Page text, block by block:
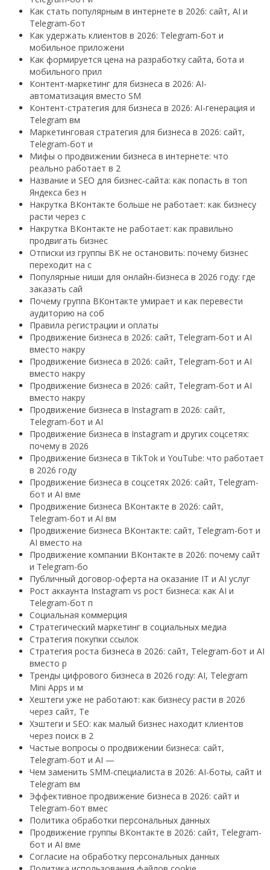
Как стать популярным в интернете в 2026: сайт, AI и
Telegram-бот
Как удержать клиентов в 2026: Telegram-бот и
мобильное приложени
Как формируется цена на разработку сайта, бота и
мобильного прил
Контент-маркетинг для бизнеса в 2026: AI-
автоматизация вместо SM
Контент-стратегия для бизнеса в 2026: AI-генерация и
Telegram вм
Маркетинговая стратегия для бизнеса в 2026: сайт,
Telegram-бот и
Мифы о продвижении бизнеса в интернете: что
реально работает в 2
Название и SEO для бизнес-сайта: как попасть в топ
Яндекса без н
Накрутка ВКонтакте больше не работает: как бизнесу
расти через с
Накрутка ВКонтакте не работает: как правильно
продвигать бизнес
Отписки из группы ВК не остановить: почему бизнес
переходит на с
Популярные ниши для онлайн-бизнеса в 2026 году: где
заказать сай
Почему группа ВКонтакте умирает и как перевести
аудиторию на соб
Правила регистрации и оплаты
Продвижение бизнеса в 2026: сайт, Telegram-бот и AI
вместо накру
Продвижение бизнеса в 2026: сайт, Telegram-бот и AI
вместо накру
Продвижение бизнеса в 2026: сайт, Telegram-бот и AI
вместо накру
Продвижение бизнеса в Instagram в 2026: сайт,
Telegram-бот и AI
Продвижение бизнеса в Instagram и других соцсетях:
почему в 2026
Продвижение бизнеса в TikTok и YouTube: что работает
в 2026 году
Продвижение бизнеса в соцсетях 2026: сайт, Telegram-
бот и AI вме
Продвижение бизнеса ВКонтакте в 2026: сайт,
Telegram-бот и AI вм
Продвижение бизнеса ВКонтакте: сайт, Telegram-бот и
AI вместо на
Продвижение компании ВКонтакте в 2026: почему сайт
и Telegram-бо
Публичный договор-оферта на оказание IT и AI услуг
Рост аккаунта Instagram vs рост бизнеса: как AI и
Telegram-бот п
Социальная коммерция
Стратегический маркетинг в социальных медиа
Стратегия покупки ссылок
Стратегия роста бизнеса в 2026: сайт, Telegram-бот и AI
вместо р
Тренды цифрового бизнеса в 2026 году: AI, Telegram
Mini Apps и м
Хештеги уже не работают: как бизнесу расти в 2026
через сайт, Te
Хэштеги и SEO: как малый бизнес находит клиентов
через поиск в 2
Частые вопросы о продвижении бизнеса: сайт,
Telegram-бот и AI —
Чем заменить SMM-специалиста в 2026: AI-боты, сайт и
Telegram вм
Эффективное продвижение бизнеса в 2026: сайт и
Telegram-бот вмес
Политика обработки персональных данных
Продвижение группы ВКонтакте в 2026: сайт, Telegram-
бот и AI вме
Согласие на обработку персональных данных